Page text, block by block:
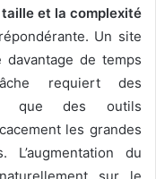
taille et la complexité
Un site
de temps
requiert des
que des outils
les grandes
L’augmentation du